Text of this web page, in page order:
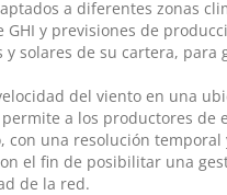
a diferentes zonas
y previsiones de
solares de su cartera,
del viento en una
permite a los productores de
una resolución
el fin de posibilitar una
de la red.